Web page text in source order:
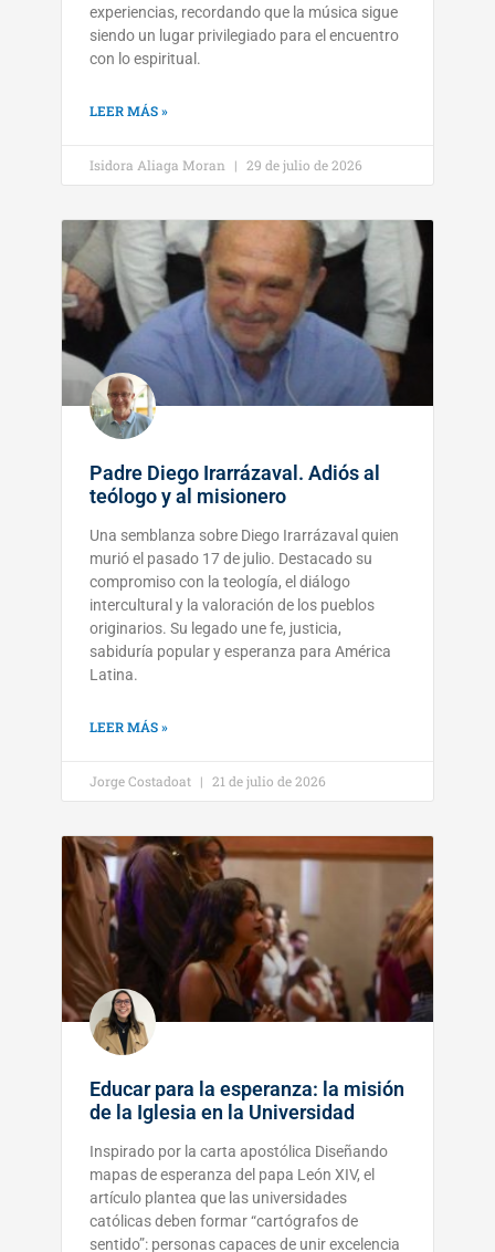
experiencias, recordando que la música sigue
siendo un lugar privilegiado para el encuentro
con lo espiritual.
LEER MÁS »
Isidora Aliaga Moran 29 de julio de 2026
Padre Diego Irarrázaval. Adiós al
teólogo y al misionero
Una semblanza sobre Diego Irarrázaval quien
murió el pasado 17 de julio. Destacado su
compromiso con la teología, el diálogo
intercultural y la valoración de los pueblos
originarios. Su legado une fe, justicia,
sabiduría popular y esperanza para América
Latina.
LEER MÁS »
Jorge Costadoat 21 de julio de 2026
Educar para la esperanza: la misión
de la Iglesia en la Universidad
Inspirado por la carta apostólica Diseñando
mapas de esperanza del papa León XIV, el
artículo plantea que las universidades
católicas deben formar “cartógrafos de
sentido”: personas capaces de unir excelencia